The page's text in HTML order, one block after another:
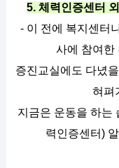
5. 체력인증센터
- 이 전에 복지센터
사에 참여한
증진교실에도 다녔
혀펴
지금은 운동을 하는
력인증센터)